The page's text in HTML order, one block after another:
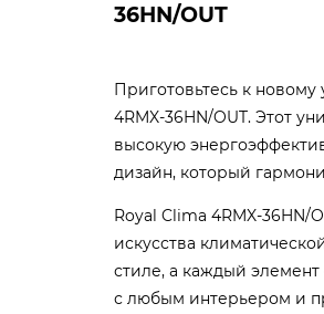
36HN/OUT
Приготовьтесь к
4RMX-36HN/OUT. Этот
высокую
дизайн, который
Royal Clima 4RMX-
искусства
стиле, а каждый элемент
с любым интерьером и